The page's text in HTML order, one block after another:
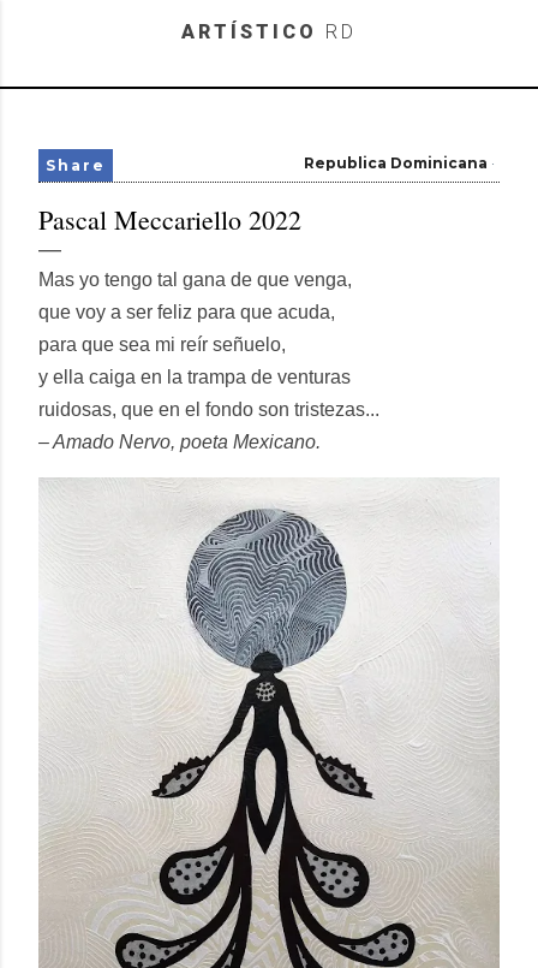
Skip to main content
ARTÍSTICO RD
Republica Dominicana
Share
Pascal Meccariello 2022
Mas yo tengo tal gana de que venga,
que voy a ser feliz para que acuda,
para que sea mi reír señuelo,
y ella caiga en la trampa de venturas
ruidosas, que en el fondo son tristezas...
– Amado Nervo, poeta Mexicano.